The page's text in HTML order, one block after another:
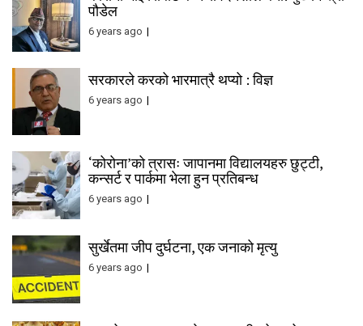
पौडेल
6 years ago
सरकारले करको भारमात्रै थप्यो : विज्ञ
6 years ago
‘कोरोना’को त्रासः जापानमा विद्यालयहरु छुट्टी,
कन्सर्ट र पार्कमा भेला हुन प्रतिबन्ध
6 years ago
सुर्खेतमा जीप दुर्घटना, एक जनाको मृत्यु
6 years ago